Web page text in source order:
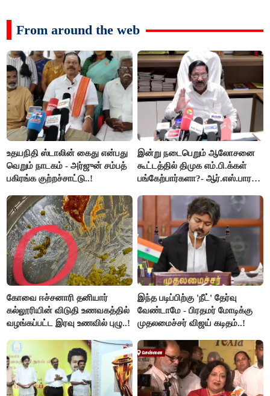
From around the web
உதயநிதி ஸ்டாலின் கைது என்பது
வெறும் நாடகம் - அர்ஜுன் சம்பத்
பகிரங்க குற்றச்சாட்டு..!
இன்று நடைபெறும் ஆலோசனை
கூட்டத்தில் திமுக எம்.பி.க்கள்
பங்கேற்பார்களா?- ஆர்.எஸ்.பாரதி
கோவை ஈச்சனாரி தனியார்
கல்லூரியின் விடுதி உணவகத்தில்
வழங்கப்பட்ட இரவு உணவில் புழு..!
இந்த படிப்பிற்கு 'நீட்' தேர்வு
வேண்டாமே - பிரதமர் மோடிக்கு
முதலமைச்சர் விஜய் கடிதம்..!